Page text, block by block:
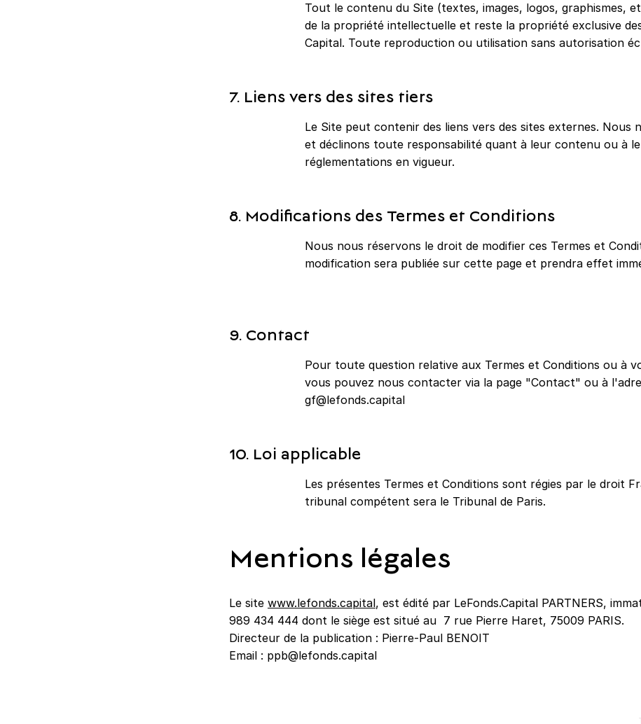
Tout le contenu du Site (textes, images, logos, graphismes,
de la propriété intellectuelle et reste la propriété exclusive
Capital. Toute reproduction ou utilisation sans autorisation
7. Liens vers des sites tiers
Le Site peut contenir des liens vers des sites externes. Nous
et déclinons toute responsabilité quant à leur contenu ou à
réglementations en vigueur.
8. Modifications des Termes et Conditions
Nous nous réservons le droit de modifier ces Termes et
modification sera publiée sur cette page et prendra effet
9. Contact
Pour toute question relative aux Termes et Conditions ou à
vous pouvez nous contacter via la page "Contact" ou à
gf@lefonds.capital
10. Loi applicable
Les présentes Termes et Conditions sont régies par le droit
tribunal compétent sera le Tribunal de Paris.
Mentions légales
Le site www.lefonds.capital, est édité par LeFonds.Capital PARTNERS,
989 434 444 dont le siège est situé au 7 rue Pierre Haret, 75009 PARIS.
Directeur de la publication : Pierre-Paul BENOIT
Email : ppb@lefonds.capital